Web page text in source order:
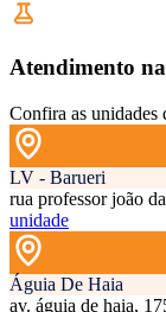
Atendimento
Confira as unidades
LV - Barueri
rua professor joão
unidade
Águia De Haia
av. águia de haia,